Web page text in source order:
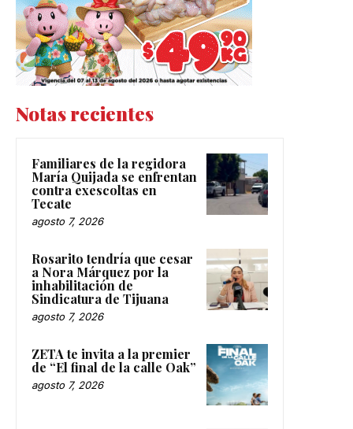
Notas recientes
Familiares de la regidora
María Quijada se enfrentan
contra exescoltas en
Tecate
agosto 7, 2026
Rosarito tendría que cesar
a Nora Márquez por la
inhabilitación de
Sindicatura de Tijuana
agosto 7, 2026
ZETA te invita a la premier
de “El final de la calle Oak”
agosto 7, 2026